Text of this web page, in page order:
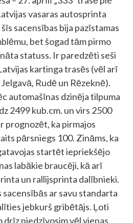
vasaras autosprinta
sacensības bija pazīstamas
bet šogad tām pirmo
statuss. Ir paredzēti seši
kartinga trasēs (vēl arī
Rudē un Rēzeknē).
automašīnas dzinēja tilpuma
2499 kub.cm. un virs 2500
prognozēt, ka pirmajos
pārsniegs 100. Zināms, ka
startēt iepriekšējo
labākie braucēji, kā arī
un rallijsprinta dalībnieki.
ar savu standarta
jebkurš gribētājs. Ļoti
drīz piedzīvosim vēl vienas